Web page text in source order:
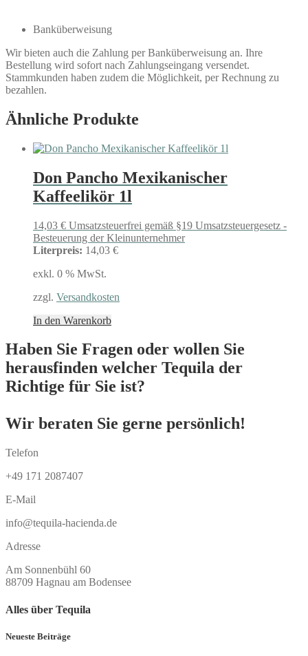
Banküberweisung
Wir bieten auch die Zahlung per Banküberweisung an. Ihre
Bestellung wird sofort nach Zahlungseingang versendet.
Stammkunden haben zudem die Möglichkeit, per Rechnung zu
bezahlen.
Ähnliche Produkte
Don Pancho Mexikanischer
Kaffeelikör 1l
14,03 € Umsatzsteuerfrei gemäß §19 Umsatzsteuergesetz -
Besteuerung der Kleinunternehmer
Literpreis: 14,03 €
exkl. 0 % MwSt.
zzgl. Versandkosten
In den Warenkorb
Haben Sie Fragen oder wollen Sie
herausfinden welcher Tequila der
Richtige für Sie ist?
Wir beraten Sie gerne persönlich!
Telefon
+49 171 2087407
E-Mail
info@tequila-hacienda.de
Adresse
Am Sonnenbühl 60
88709 Hagnau am Bodensee
Alles über Tequila
Neueste Beiträge